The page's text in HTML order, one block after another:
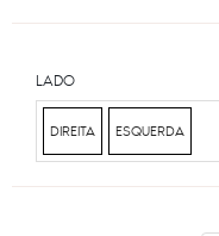
LADO
DIREITA ESQUERDA